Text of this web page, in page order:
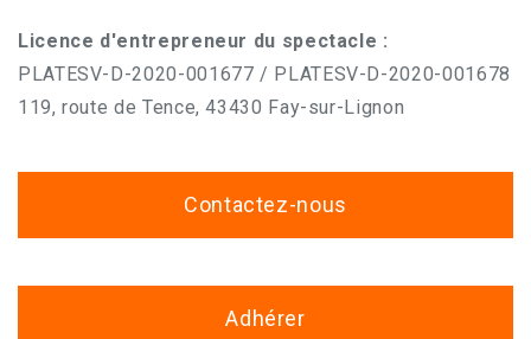
Licence d'entrepreneur du spectacle :
PLATESV-D-2020-001677 / PLATESV-D-2020-001678
119, route de Tence, 43430 Fay-sur-Lignon
Contactez-nous
Adhérer